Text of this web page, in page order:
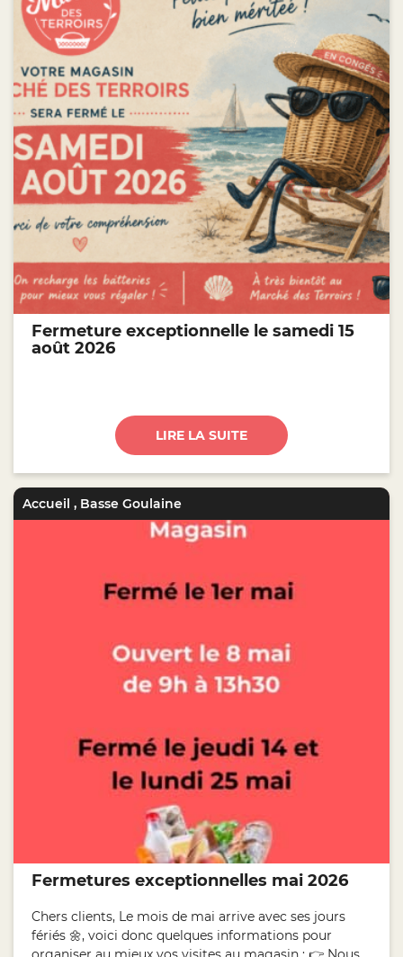
Fermeture exceptionnelle le samedi 15
août 2026
LIRE LA SUITE
Accueil , Basse Goulaine
Fermetures exceptionnelles mai 2026
Chers clients, Le mois de mai arrive avec ses jours
fériés 🌼, voici donc quelques informations pour